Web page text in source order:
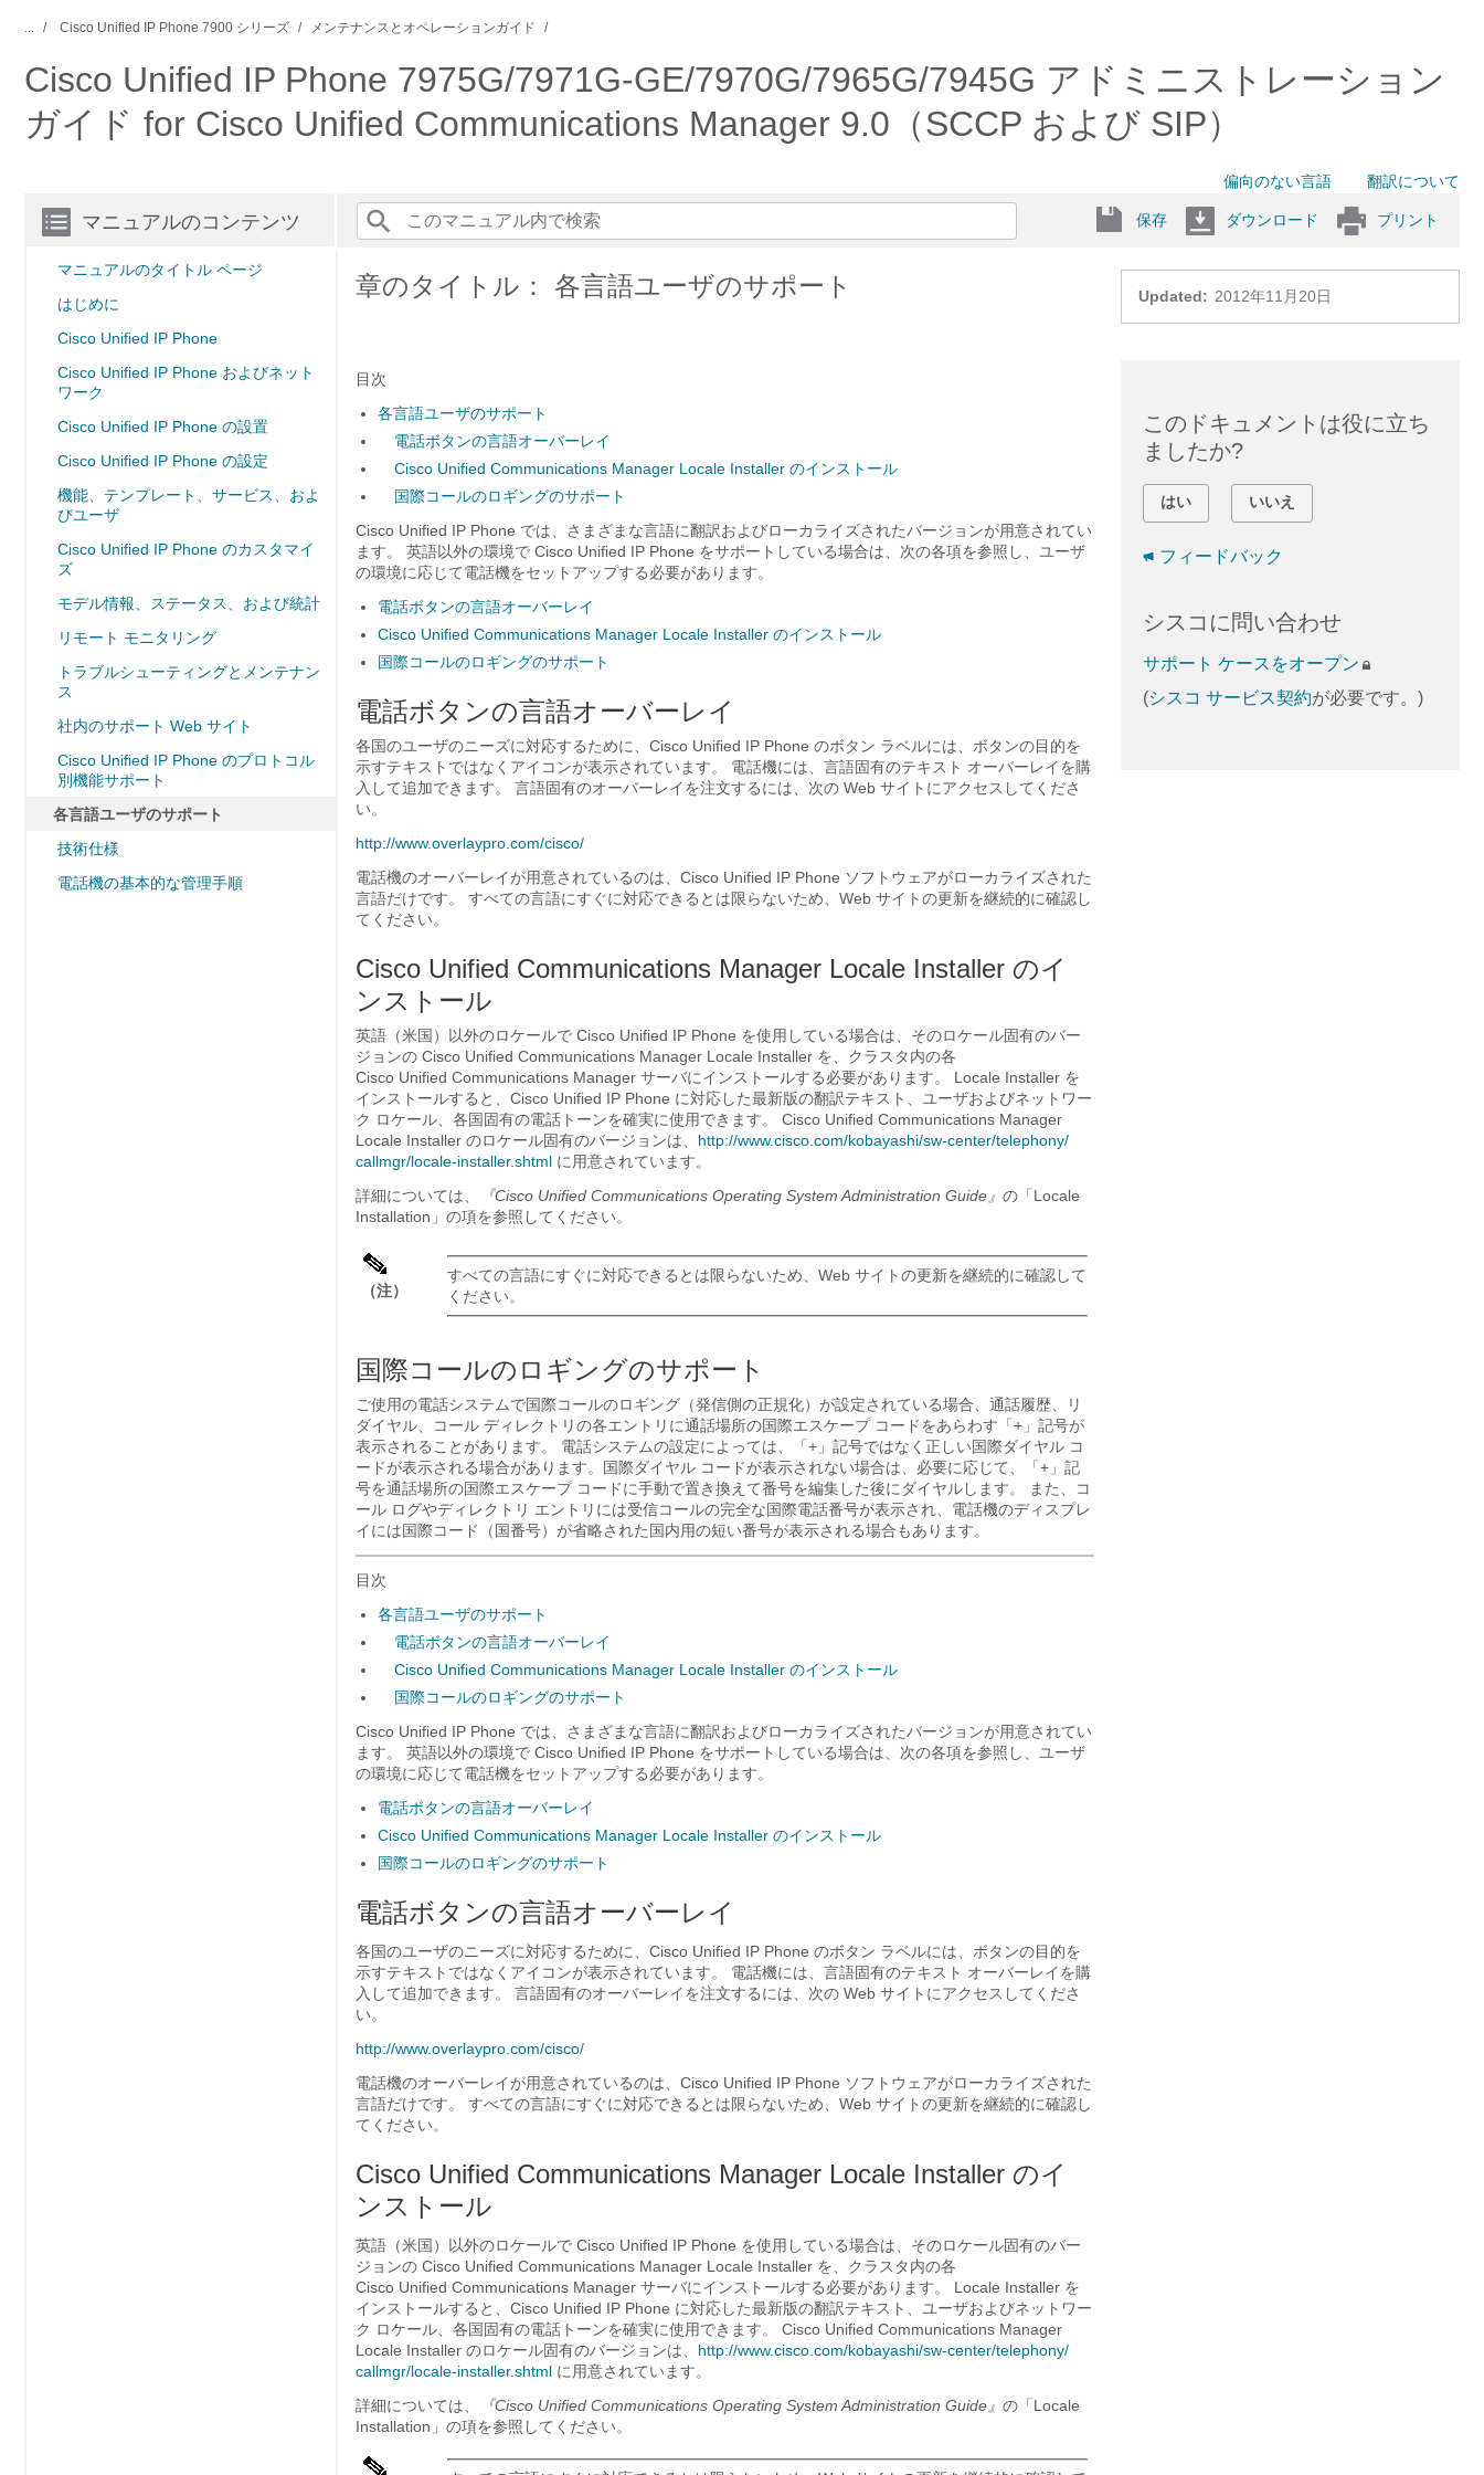
... Cisco Unified IP Phone 7900 シリーズ メンテナンスとオペレーションガイド
Cisco Unified IP Phone 7975G/7971G-GE/7970G/7965G/7945G アドミニストレーション
ガイド for Cisco Unified Communications Manager 9.0（SCCP および SIP）
偏向のない言語 翻訳について
マニュアルのコンテンツ
マニュアルのタイトル ページ
はじめに
Cisco Unified IP Phone
Cisco Unified IP Phone およびネット
ワーク
Cisco Unified IP Phone の設置
Cisco Unified IP Phone の設定
機能、テンプレート、サービス、およ
びユーザ
Cisco Unified IP Phone のカスタマイ
ズ
モデル情報、ステータス、および統計
リモート モニタリング
トラブルシューティングとメンテナン
ス
社内のサポート Web サイト
Cisco Unified IP Phone のプロトコル
別機能サポート
各言語ユーザのサポート
技術仕様
電話機の基本的な管理手順
保存 ダウンロード プリント
Updated: 2012年11月20日
章のタイトル： 各言語ユーザのサポート
目次
各言語ユーザのサポート
電話ボタンの言語オーバーレイ
Cisco Unified Communications Manager Locale Installer のインストール
国際コールのロギングのサポート
Cisco Unified IP Phone では、さまざまな言語に翻訳およびローカライズされたバージョンが用意されてい
ます。 英語以外の環境で Cisco Unified IP Phone をサポートしている場合は、次の各項を参照し、ユーザ
の環境に応じて電話機をセットアップする必要があります。
電話ボタンの言語オーバーレイ
Cisco Unified Communications Manager Locale Installer のインストール
国際コールのロギングのサポート
電話ボタンの言語オーバーレイ
各国のユーザのニーズに対応するために、Cisco Unified IP Phone のボタン ラベルには、ボタンの目的を
示すテキストではなくアイコンが表示されています。 電話機には、言語固有のテキスト オーバーレイを購
入して追加できます。 言語固有のオーバーレイを注文するには、次の Web サイトにアクセスしてくださ
い。
http:/​/​www.overlaypro.com/​cisco/​
電話機のオーバーレイが用意されているのは、Cisco Unified IP Phone ソフトウェアがローカライズされた
言語だけです。 すべての言語にすぐに対応できるとは限らないため、Web サイトの更新を継続的に確認し
てください。
Cisco Unified Communications Manager Locale Installer のイ
ンストール
英語（米国）以外のロケールで Cisco Unified IP Phone を使用している場合は、そのロケール固有のバー
ジョンの Cisco Unified Communications Manager Locale Installer を、クラスタ内の各
Cisco Unified Communications Manager サーバにインストールする必要があります。 Locale Installer を
インストールすると、Cisco Unified IP Phone に対応した最新版の翻訳テキスト、ユーザおよびネットワー
ク ロケール、各国固有の電話トーンを確実に使用できます。 Cisco Unified Communications Manager
Locale Installer のロケール固有のバージョンは、 http:/​/​www.cisco.com/​kobayashi/​sw-center/​telephony/​
callmgr/​locale-installer.shtml に用意されています。
詳細については、
『Cisco Unified Communications Operating System Administration Guide』 の「Locale
Installation」の項を参照してください。
（注）
すべての言語にすぐに対応できるとは限らないため、Web サイトの更新を継続的に確認して
ください。
国際コールのロギングのサポート
ご使用の電話システムで国際コールのロギング（発信側の正規化）が設定されている場合、通話履歴、リ
ダイヤル、コール ディレクトリの各エントリに通話場所の国際エスケープ コードをあらわす「+」記号が
表示されることがあります。 電話システムの設定によっては、「+」記号ではなく正しい国際ダイヤル コ
ードが表示される場合があります。国際ダイヤル コードが表示されない場合は、必要に応じて、「+」記
号を通話場所の国際エスケープ コードに手動で置き換えて番号を編集した後にダイヤルします。 また、コ
ール ログやディレクトリ エントリには受信コールの完全な国際電話番号が表示され、電話機のディスプレ
イには国際コード（国番号）が省略された国内用の短い番号が表示される場合もあります。
目次
各言語ユーザのサポート
電話ボタンの言語オーバーレイ
Cisco Unified Communications Manager Locale Installer のインストール
国際コールのロギングのサポート
Cisco Unified IP Phone では、さまざまな言語に翻訳およびローカライズされたバージョンが用意されてい
ます。 英語以外の環境で Cisco Unified IP Phone をサポートしている場合は、次の各項を参照し、ユーザ
の環境に応じて電話機をセットアップする必要があります。
電話ボタンの言語オーバーレイ
Cisco Unified Communications Manager Locale Installer のインストール
国際コールのロギングのサポート
電話ボタンの言語オーバーレイ
各国のユーザのニーズに対応するために、Cisco Unified IP Phone のボタン ラベルには、ボタンの目的を
示すテキストではなくアイコンが表示されています。 電話機には、言語固有のテキスト オーバーレイを購
入して追加できます。 言語固有のオーバーレイを注文するには、次の Web サイトにアクセスしてくださ
い。
http:/​/​www.overlaypro.com/​cisco/​
電話機のオーバーレイが用意されているのは、Cisco Unified IP Phone ソフトウェアがローカライズされた
言語だけです。 すべての言語にすぐに対応できるとは限らないため、Web サイトの更新を継続的に確認し
てください。
Cisco Unified Communications Manager Locale Installer のイ
ンストール
英語（米国）以外のロケールで Cisco Unified IP Phone を使用している場合は、そのロケール固有のバー
ジョンの Cisco Unified Communications Manager Locale Installer を、クラスタ内の各
Cisco Unified Communications Manager サーバにインストールする必要があります。 Locale Installer を
インストールすると、Cisco Unified IP Phone に対応した最新版の翻訳テキスト、ユーザおよびネットワー
ク ロケール、各国固有の電話トーンを確実に使用できます。 Cisco Unified Communications Manager
Locale Installer のロケール固有のバージョンは、 http:/​/​www.cisco.com/​kobayashi/​sw-center/​telephony/​
callmgr/​locale-installer.shtml に用意されています。
詳細については、
『Cisco Unified Communications Operating System Administration Guide』 の「Locale
Installation」の項を参照してください。
このドキュメントは役に立ち
ましたか?
はい いいえ
フィードバック
シスコに問い合わせ
サポート ケースをオープン
(シスコ サービス契約が必要です。)